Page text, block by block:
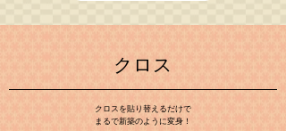
クロス
クロスを貼り替えるだけで
まるで新築のように変身！